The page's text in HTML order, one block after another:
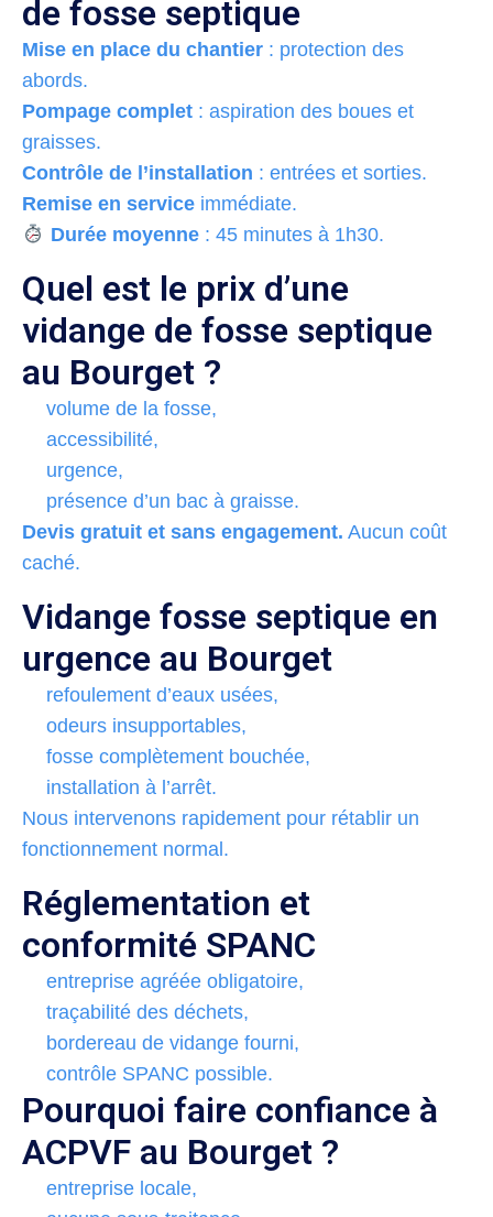
de fosse septique
Mise en place du chantier : protection des
abords.
Pompage complet : aspiration des boues et
graisses.
Contrôle de l’installation : entrées et sorties.
Remise en service immédiate.
Durée moyenne: 45 minutes à 1h30.
Quel est le prix d’une
vidange de fosse septique
au Bourget ?
volume de la fosse,
accessibilité,
urgence,
présence d’un bac à graisse.
Devis gratuit et sans engagement. Aucun coût
caché.
Vidange fosse septique en
urgence au Bourget
refoulement d’eaux usées,
odeurs insupportables,
fosse complètement bouchée,
installation à l’arrêt.
Nous intervenons rapidement pour rétablir un
fonctionnement normal.
Réglementation et
conformité SPANC
entreprise agréée obligatoire,
traçabilité des déchets,
bordereau de vidange fourni,
contrôle SPANC possible.
Pourquoi faire confiance à
ACPVF au Bourget ?
entreprise locale,